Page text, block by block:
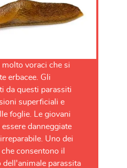
voraci che si
erbacee. Gli
da questi parassiti
superficiali e
foglie. Le giovani
danneggiate
Uno dei
consentono il
parassita